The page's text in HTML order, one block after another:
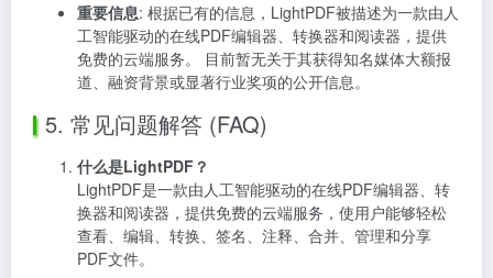
重要信息: 根据已有的信息，LightPDF被描述为一款由人
工智能驱动的在线PDF编辑器、转换器和阅读器，提供
免费的云端服务。 目前暂无关于其获得知名媒体大额报
道、融资背景或显著行业奖项的公开信息。
5. 常见问题解答 (FAQ)
什么是LightPDF？
LightPDF是一款由人工智能驱动的在线PDF编辑器、转
换器和阅读器，提供免费的云端服务，使用户能够轻松
查看、编辑、转换、签名、注释、合并、管理和分享
PDF文件。